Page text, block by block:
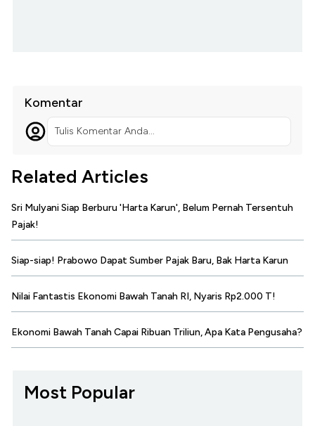
Komentar
Tulis Komentar Anda...
Related Articles
Sri Mulyani Siap Berburu 'Harta Karun', Belum Pernah Tersentuh
Pajak!
Siap-siap! Prabowo Dapat Sumber Pajak Baru, Bak Harta Karun
Nilai Fantastis Ekonomi Bawah Tanah RI, Nyaris Rp2.000 T!
Ekonomi Bawah Tanah Capai Ribuan Triliun, Apa Kata Pengusaha?
Most Popular